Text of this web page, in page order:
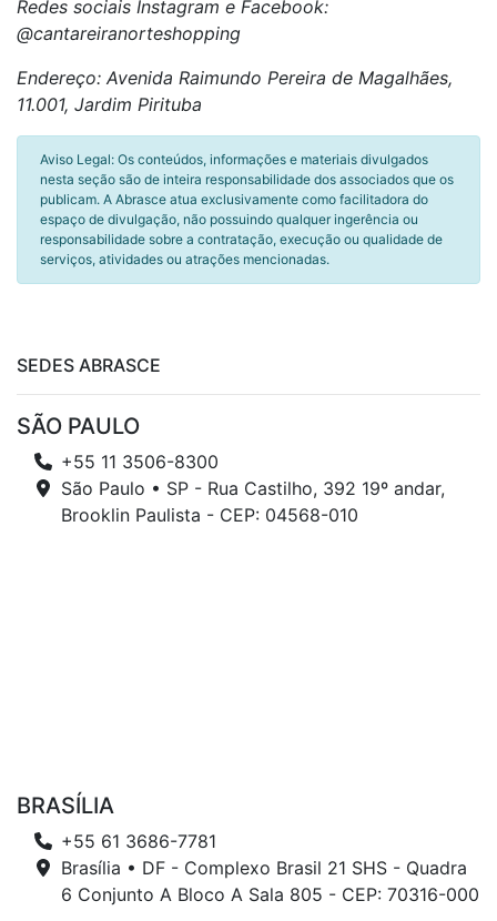
Redes sociais Instagram e Facebook:
@cantareiranorteshopping
Endereço: Avenida Raimundo Pereira de Magalhães,
11.001, Jardim Pirituba
Aviso Legal: Os conteúdos, informações e materiais divulgados
nesta seção são de inteira responsabilidade dos associados que os
publicam. A Abrasce atua exclusivamente como facilitadora do
espaço de divulgação, não possuindo qualquer ingerência ou
responsabilidade sobre a contratação, execução ou qualidade de
serviços, atividades ou atrações mencionadas.
SEDES ABRASCE
SÃO PAULO
+55 11 3506-8300
São Paulo • SP - Rua Castilho, 392 19º andar,
Brooklin Paulista - CEP: 04568-010
BRASÍLIA
+55 61 3686-7781
Brasília • DF - Complexo Brasil 21 SHS - Quadra
6 Conjunto A Bloco A Sala 805 - CEP: 70316-000